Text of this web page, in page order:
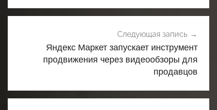
Следующая запись
Яндекс Маркет запускает инструмент
продвижения через видеообзоры для
продавцов